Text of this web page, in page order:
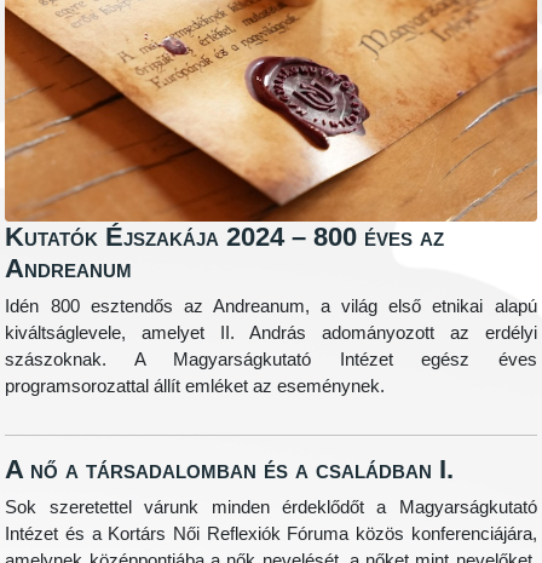
Kutatók Éjszakája 2024 – 800 éves az
Andreanum
Idén 800 esztendős az Andreanum, a világ első etnikai alapú
kiváltságlevele, amelyet II. András adományozott az erdélyi
szászoknak. A Magyarságkutató Intézet egész éves
programsorozattal állít emléket az eseménynek.
A nő a társadalomban és a családban I.
Sok szeretettel várunk minden érdeklődőt a Magyarságkutató
Intézet és a Kortárs Női Reflexiók Fóruma közös konferenciájára,